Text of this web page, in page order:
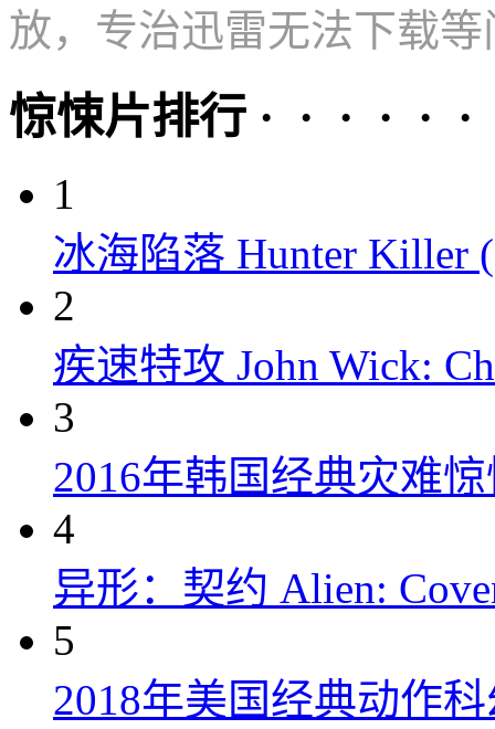
放，专治迅雷无法下载等
惊悚片排行 · · · · · ·
1
冰海陷落 Hunter Killer
2
疾速特攻 John Wick:
3
2016年韩国经典灾难
4
异形：契约 Alien:
5
2018年美国经典动作